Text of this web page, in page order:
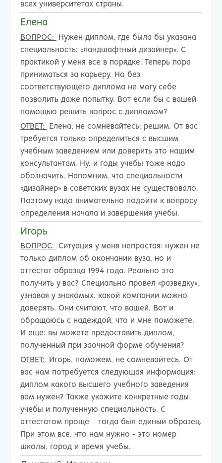
всех университетах страны.
Елена
ВОПРОС:
Нужен диплом, где была бы указана
специальность: «ландшафтный дизайнер». С
практикой у меня все в порядке. Теперь пора
приниматься за карьеру. Но без
соответствующего диплома не могу себе
позволить даже попытку. Вот если бы с вашей
помощью решить вопрос с дипломом?
ОТВЕТ:
Елена, не сомневайтесь: решим. От вас
требуется только определиться с высшим
учебным заведением или доверить это нашим
консультантам. Ну, и годы учебы тоже надо
обозначить. Напомним, что специальности
«дизайнер» в советских вузах не существовало.
Поэтому надо внимательно подойти к вопросу
определения начала и завершения учебы.
Игорь
ВОПРОС:
Ситуация у меня непростая: нужен не
только диплом об окончании вуза, но и
аттестат образца 1994 года. Реально это
получить у вас? Специально провел «разведку»,
узнавая у знакомых, какой компании можно
доверять. Они считают, что вашей. Вот и
обращаюсь с надеждой, что и мне поможете.
И еще: вы можете предоставить диплом,
полученный при заочной форме обучения?
ОТВЕТ:
Игорь, поможем, не сомневайтесь. От
вас нам потребуется следующая информация:
диплом какого высшего учебного заведения
вам нужен? Также укажите конкретные годы
учебы и полученную специальность. С
аттестатом проще – тогда был единый образец.
При этом все, что нам нужно - это номер
школы, город и время учебы.